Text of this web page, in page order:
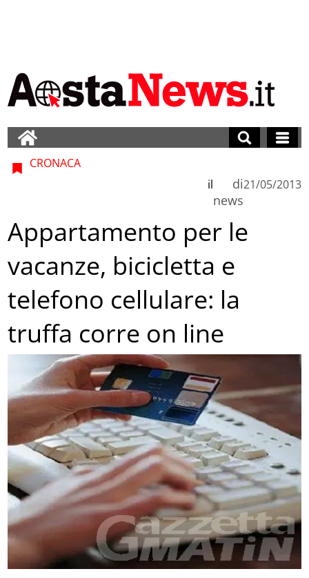
CRONACA
di
news
il 21/05/2013
Appartamento per le
vacanze, bicicletta e
telefono cellulare: la
truffa corre on line